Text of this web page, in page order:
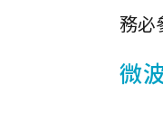
務必
微